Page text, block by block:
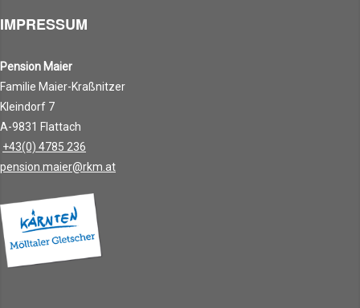
IMPRESSUM
Pension Maier
Familie Maier-Kraßnitzer
Kleindorf 7
A-9831 Flattach
+43(0) 4785 236
pension.maier@rkm.at